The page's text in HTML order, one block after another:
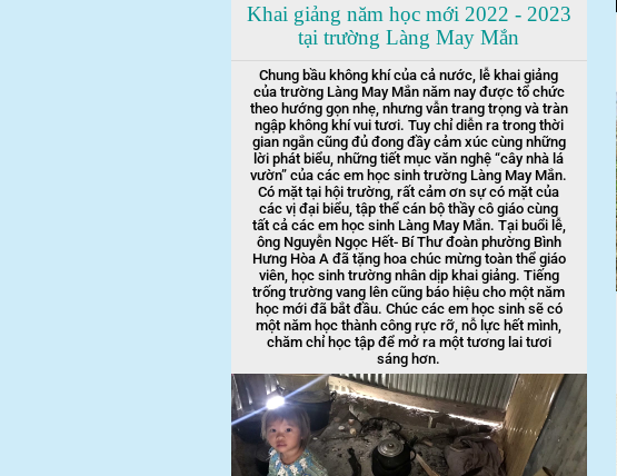
Khai giảng năm học mới 2022 - 2023
tại trường Làng May Mắn
Chung bầu không khí của cả nước, lễ khai giảng
của trường Làng May Mắn năm nay được tổ chức
theo hướng gọn nhẹ, nhưng vẫn trang trọng và tràn
ngập không khí vui tươi. Tuy chỉ diễn ra trong thời
gian ngắn cũng đủ đong đầy cảm xúc cùng những
lời phát biểu, những tiết mục văn nghệ “cây nhà lá
vườn” của các em học sinh trường Làng May Mắn.
Có mặt tại hội trường, rất cảm ơn sự có mặt của
các vị đại biểu, tập thể cán bộ thầy cô giáo cùng
tất cả các em học sinh Làng May Mắn. Tại buổi lễ,
ông Nguyễn Ngọc Hết- Bí Thư đoàn phường Bình
Hưng Hòa A đã tặng hoa chúc mừng toàn thể giáo
viên, học sinh trường nhân dịp khai giảng. Tiếng
trống trường vang lên cũng báo hiệu cho một năm
học mới đã bắt đầu. Chúc các em học sinh sẽ có
một năm học thành công rực rỡ, nỗ lực hết mình,
chăm chỉ học tập để mở ra một tương lai tươi
sáng hơn.